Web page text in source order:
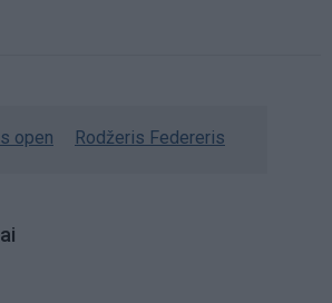
open Rodžeris Federeris